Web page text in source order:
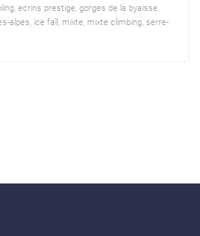
, ecrins prestige, gorges de la byaisse,
alpes ice fall, mixte, mixte climbing, serre-